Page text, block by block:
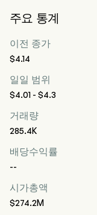
주요 통계
이전 종가
$4.14
일일 범위
$4.01 - $4.3
거래량
285.4K
배당수익률
--
시가총액
$274.2M